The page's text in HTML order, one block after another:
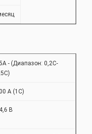
- (Диапазон: 0,2C-
А (1С)
В